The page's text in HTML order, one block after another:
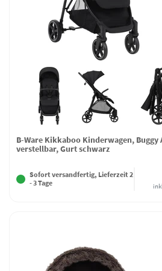
B-Ware Kikkaboo Kinderwagen, Buggy
verstellbar, Gurt schwarz
Sofort versandfertig, Lieferzeit 2
- 3 Tage